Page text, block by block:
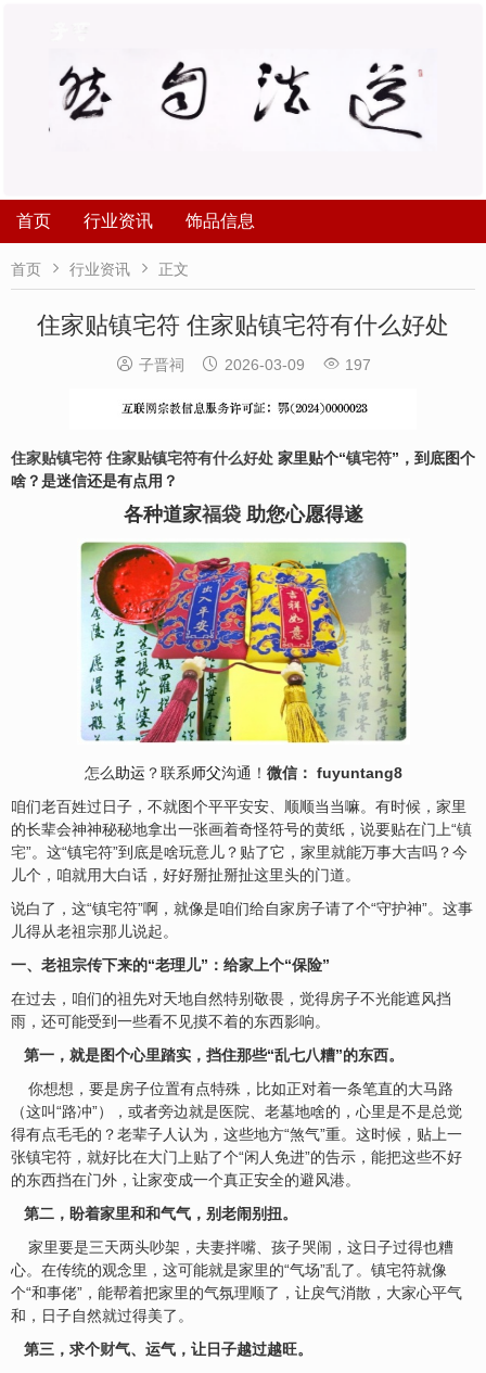
首页 行业资讯 饰品信息
首页  行业资讯  正文
住家贴镇宅符 住家贴镇宅符有什么好处
 子晋祠  2026-03-09  197
住家贴镇宅符 住家贴镇宅符有什么好处 家里贴个“镇宅符”，到底图个
啥？是迷信还是有点用？
各种道家福袋助您心愿得遂
怎么助运 ？联系师父沟通！ 微信： fuyuntang8
咱们老百姓过日子，不就图个平平安安、顺顺当当嘛。有时候，家里
的长辈会神神秘秘地拿出一张画着奇怪符号的黄纸，说要贴在门上“镇
宅”。这“镇宅符”到底是啥玩意儿？贴了它，家里就能万事大吉吗？今
儿个，咱就用大白话，好好掰扯掰扯这里头的门道。
说白了，这“镇宅符”啊，就像是咱们给自家房子请了个“守护神”。这事
儿得从老祖宗那儿说起。
一、老祖宗传下来的“老理儿”：给家上个“保险”
在过去，咱们的祖先对天地自然特别敬畏，觉得房子不光能遮风挡
雨，还可能受到一些看不见摸不着的东西影响。
第一，就是图个心里踏实，挡住那些“乱七八糟”的东西。
你想想，要是房子位置有点特殊，比如正对着一条笔直的大马路
（这叫“路冲”），或者旁边就是医院、老墓地啥的，心里是不是总觉
得有点毛毛的？老辈子人认为，这些地方“煞气”重。这时候，贴上一
张镇宅符，就好比在大门上贴了个“闲人免进”的告示，能把这些不好
的东西挡在门外，让家变成一个真正安全的避风港。
第二，盼着家里和和气气，别老闹别扭。
家里要是三天两头吵架，夫妻拌嘴、孩子哭闹，这日子过得也糟
心。在传统的观念里，这可能就是家里的“气场”乱了。镇宅符就像
个“和事佬”，能帮着把家里的气氛理顺了，让戾气消散，大家心平气
和，日子自然就过得美了。
第三，求个财气、运气，让日子越过越旺。